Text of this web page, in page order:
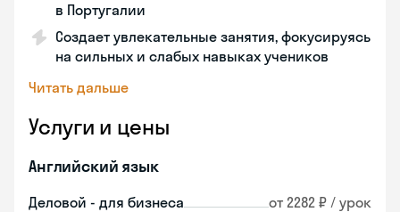
в Португалии
Создает увлекательные занятия, фокусируясь
на сильных и слабых навыках учеников
Читать дальше
Услуги и цены
Английский язык
Деловой - для бизнеса от 2282 ₽ / урок